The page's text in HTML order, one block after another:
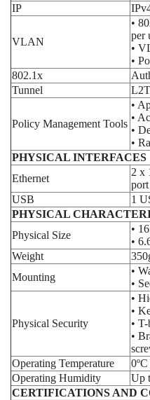
IP
VLAN
•
per
•
•
802.1x
Tunnel
Policy Management Tools
•
•
•
•
PHYSICAL INTERFACES
Ethernet
2 x
port
USB
1
PHYSICAL
Physical Size
•
•
Weight
Mounting
•
•
Physical Security
•
•
•
•
Operating Temperature
Operating Humidity
Up
CERTIFICATIONS AND